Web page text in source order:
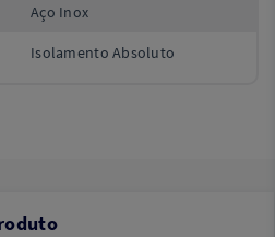
Aço Inox
Isolamento Absoluto